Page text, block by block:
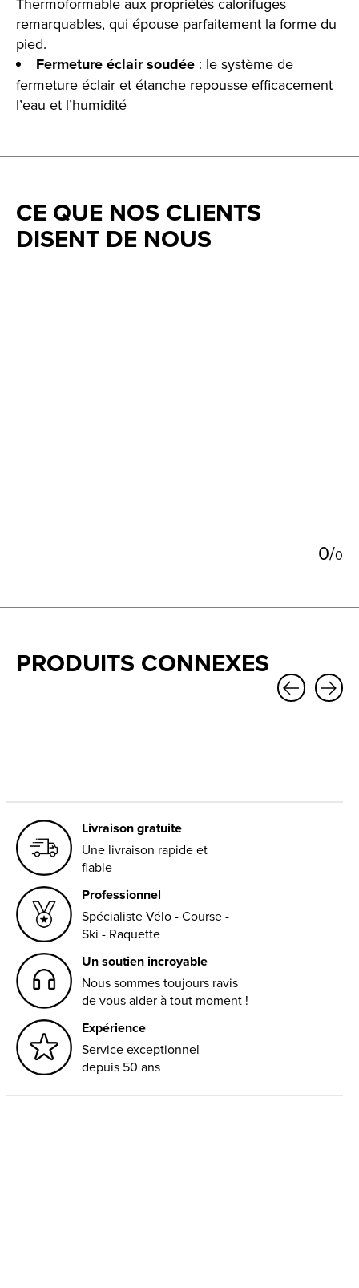
remarquables, qui épouse parfaitement la forme du
pied.
Fermeture éclair soudée : le système de
fermeture éclair et étanche repousse efficacement
l’eau et l’humidité
CE QUE NOS CLIENTS
DISENT DE NOUS
0/0
PRODUITS CONNEXES
Livraison gratuite
Une livraison rapide et
fiable
Professionnel
Spécialiste Vélo - Course -
Ski - Raquette
Un soutien incroyable
Nous sommes toujours ravis
de vous aider à tout moment !
Expérience
Service exceptionnel
depuis 50 ans